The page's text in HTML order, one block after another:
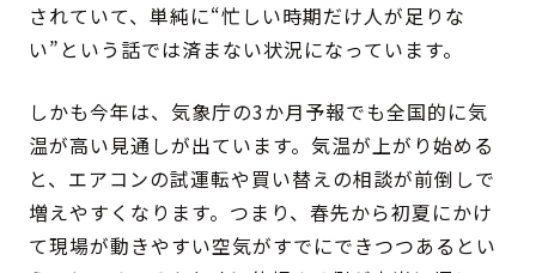
されていて、単純に“忙しい時期だけ人が足りな
い”という話では済まない状況になっています。
しかも今年は、気象庁の3か月予報でも全国的に気
温が高い見通しが出ています。気温が上がり始める
と、エアコンの試運転や買い替えの相談が前倒しで
増えやすくなります。つまり、春先から初夏にかけ
て現場が動きやすい空気がすでにできつつあるとい